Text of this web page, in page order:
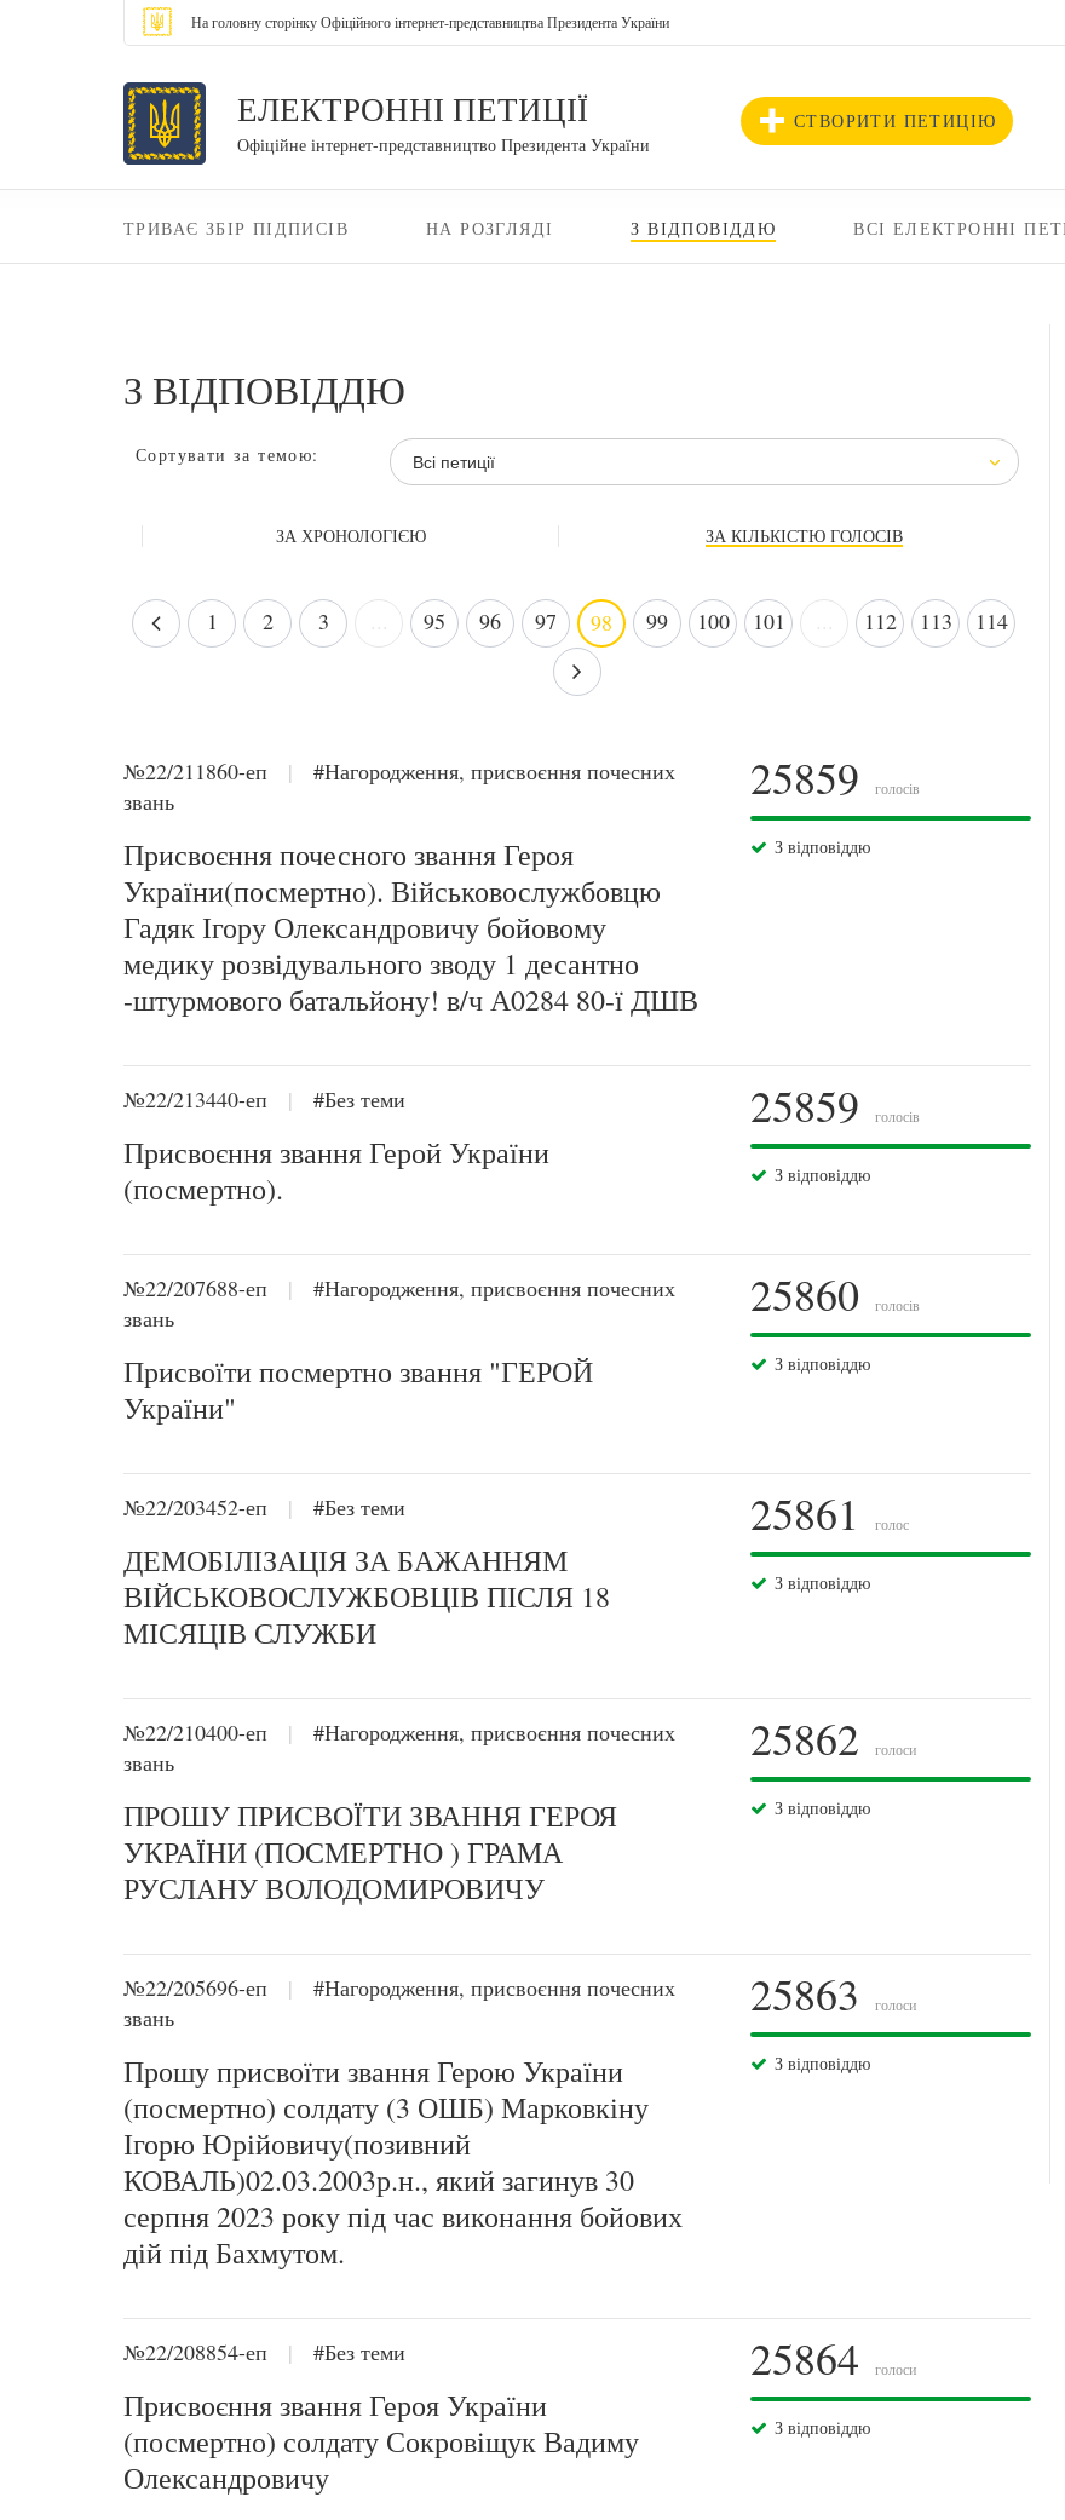
На головну сторінку Офіційного інтернет-представництва Президента України
ЕЛЕКТРОННІ ПЕТИЦІЇ
Офіційне інтернет-представництво Президента України
СТВОРИТИ ПЕТИЦІЮ
ТРИВАЄ ЗБІР ПІДПИСІВ НА РОЗГЛЯДІ З ВІДПОВІДДЮ ВСІ ЕЛЕКТРОННІ
З ВІДПОВІДДЮ
Сортувати за темою: Всі петиції
ЗА ХРОНОЛОГІЄЮ ЗА КІЛЬКІСТЮ ГОЛОСІВ
1 2 3 95 96 97 98 99 100 101 112 113 114
№22/211860-еп |
#Нагородження, присвоєння почесних
звань
Присвоєння почесного звання Героя
України(посмертно). Військовослужбовцю
Гадяк Ігору Олександровичу бойовому
медику розвідувального зводу 1 десантно
-штурмового батальйону! в/ч А0284 80-ї ДШВ
25859 голосів
З відповіддю
№22/213440-еп | #Без теми
Присвоєння звання Герой України
(посмертно).
25859 голосів
З відповіддю
№22/207688-еп |
#Нагородження, присвоєння почесних
звань
Присвоїти посмертно звання "ГЕРОЙ
України"
25860 голосів
З відповіддю
№22/203452-еп | #Без теми
ДЕМОБІЛІЗАЦІЯ ЗА БАЖАННЯМ
ВІЙСЬКОВОСЛУЖБОВЦІВ ПІСЛЯ 18
МІСЯЦІВ СЛУЖБИ
25861 голос
З відповіддю
№22/210400-еп |
#Нагородження, присвоєння почесних
звань
ПРОШУ ПРИСВОЇТИ ЗВАННЯ ГЕРОЯ
УКРАЇНИ (ПОСМЕРТНО ) ГРАМА
РУСЛАНУ ВОЛОДОМИРОВИЧУ
25862 голоси
З відповіддю
№22/205696-еп |
#Нагородження, присвоєння почесних
звань
Прошу присвоїти звання Герою України
(посмертно) солдату (3 ОШБ) Марковкіну
Ігорю Юрійовичу(позивний
КОВАЛЬ)02.03.2003р.н., який загинув 30
серпня 2023 року під час виконання бойових
дій під Бахмутом.
25863 голоси
З відповіддю
№22/208854-еп | #Без теми
Присвоєння звання Героя України
(посмертно) солдату Сокровіщук Вадиму
Олександровичу
25864 голоси
З відповіддю